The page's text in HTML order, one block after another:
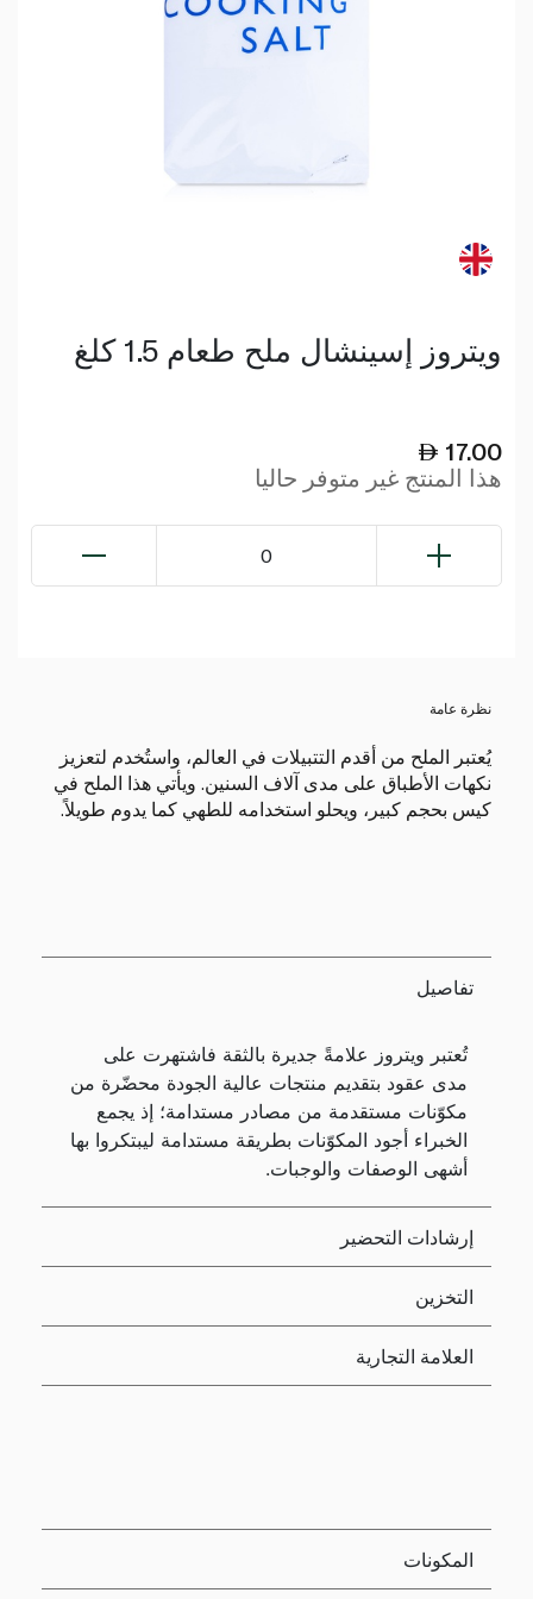
ويتروز إسينشال ملح طعام 1.5 كلغ
17.00
هذا المنتج غير متوفر حاليا
0
نظرة عامة
يُعتبر الملح من أقدم التتبيلات في العالم، واستُخدم لتعزيز
نكهات الأطباق على مدى آلاف السنين. ويأتي هذا الملح في
كيس بحجم كبير، ويحلو استخدامه للطهي كما يدوم طويلاً.
تفاصيل
تُعتبر ويتروز علامةً جديرة بالثقة فاشتهرت على
مدى عقود بتقديم منتجات عالية الجودة محضّرة من
مكوّنات مستقدمة من مصادر مستدامة؛ إذ يجمع
الخبراء أجود المكوّنات بطريقة مستدامة ليبتكروا بها
أشهى الوصفات والوجبات.
إرشادات التحضير
التخزين
العلامة التجارية
المكونات